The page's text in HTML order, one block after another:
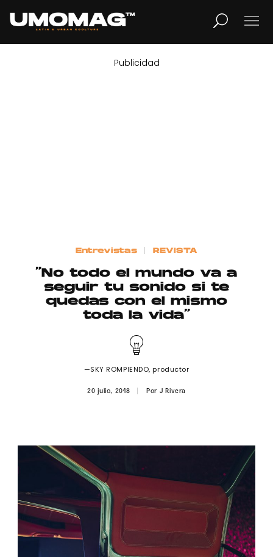
LIFESTYLE
Publicidad
Contacto
© 2015-2022 UMOMAG. PROPIEDAD DE UMO agency. TODOS LOS
Publicidad
Entrevistas REVISTA
“No todo el mundo va a
seguir tu sonido si te
quedas con el mismo
toda la vida”
—SKY ROMPIENDO, productor
20 julio, 2018 Por J Rivera